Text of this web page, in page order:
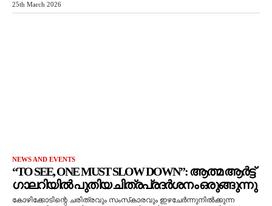
25th March 2026
NEWS AND EVENTS
“TO SEE, ONE MUST SLOW DOWN”: ആത്മ ആർട്ട്
ഗാലറിയിൽ പുതിയ ചിത്രപ്രദർശനം ഒരുങ്ങുന്നു
കോഴിക്കോടിന്റെ ചരിത്രവും സംസ്‌കാരവും ഇഴചേർന്നുനിൽക്കുന്ന